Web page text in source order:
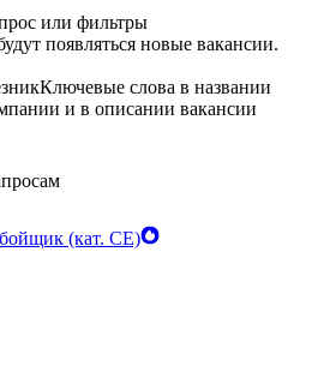
или фильтры
появляться новые вакансии.
Ключевые слова в названии
и в описании вакансии
(кат. CE)